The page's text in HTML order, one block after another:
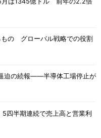
もの グローバル戦略での役割
迫の続報――半導体工場停止が
四半期連続で売上高と営業利